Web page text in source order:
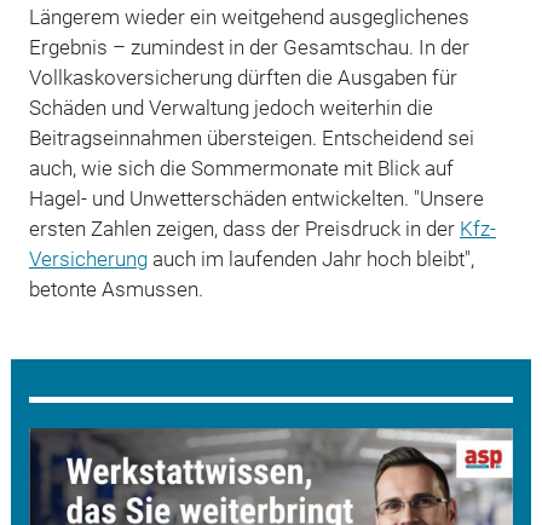
Längerem wieder ein weitgehend ausgeglichenes
Ergebnis – zumindest in der Gesamtschau. In der
Vollkaskoversicherung dürften die Ausgaben für
Schäden und Verwaltung jedoch weiterhin die
Beitragseinnahmen übersteigen. Entscheidend sei
auch, wie sich die Sommermonate mit Blick auf
Hagel- und Unwetterschäden entwickelten. "Unsere
ersten Zahlen zeigen, dass der Preisdruck in der Kfz-
Versicherungauch im laufenden Jahr hoch bleibt",
betonte Asmussen.